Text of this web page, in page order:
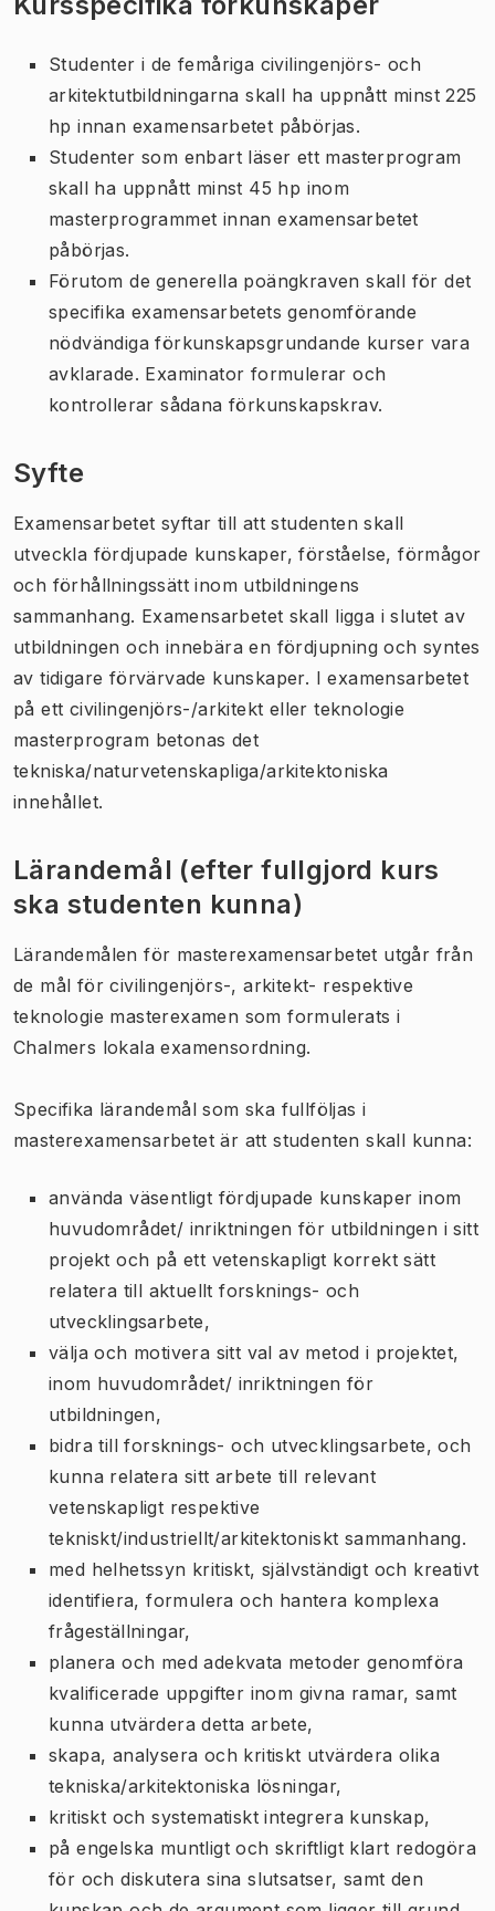
Studenter i de femåriga civilingenjörs- och
arkitektutbildningarna skall ha uppnått minst 225
hp innan examensarbetet påbörjas.
Studenter som enbart läser ett masterprogram
skall ha uppnått minst 45 hp inom
masterprogrammet innan examensarbetet
påbörjas.
Förutom de generella poängkraven skall för det
specifika examensarbetets genomförande
nödvändiga förkunskapsgrundande kurser vara
avklarade. Examinator formulerar och
kontrollerar sådana förkunskapskrav.
Syfte
Examensarbetet syftar till att studenten skall
utveckla fördjupade kunskaper, förståelse, förmågor
och förhållningssätt inom utbildningens
sammanhang. Examensarbetet skall ligga i slutet av
utbildningen och innebära en fördjupning och syntes
av tidigare förvärvade kunskaper. I examensarbetet
på ett civilingenjörs-/arkitekt eller teknologie
masterprogram betonas det
tekniska/naturvetenskapliga/arkitektoniska
innehållet.
Lärandemål (efter fullgjord kurs
ska studenten kunna)
Lärandemålen för masterexamensarbetet utgår från
de mål för civilingenjörs-, arkitekt- respektive
teknologie masterexamen som formulerats i
Chalmers lokala examensordning.
Specifika lärandemål som ska fullföljas i
masterexamensarbetet är att studenten skall kunna:
använda väsentligt fördjupade kunskaper inom
huvudområdet/ inriktningen för utbildningen i sitt
projekt och på ett vetenskapligt korrekt sätt
relatera till aktuellt forsknings- och
utvecklingsarbete,
välja och motivera sitt val av metod i projektet,
inom huvudområdet/ inriktningen för
utbildningen,
bidra till forsknings- och utvecklingsarbete, och
kunna relatera sitt arbete till relevant
vetenskapligt respektive
tekniskt/industriellt/arkitektoniskt sammanhang.
med helhetssyn kritiskt, självständigt och kreativt
identifiera, formulera och hantera komplexa
frågeställningar,
planera och med adekvata metoder genomföra
kvalificerade uppgifter inom givna ramar, samt
kunna utvärdera detta arbete,
skapa, analysera och kritiskt utvärdera olika
tekniska/arkitektoniska lösningar,
kritiskt och systematiskt integrera kunskap,
på engelska muntligt och skriftligt klart redogöra
för och diskutera sina slutsatser, samt den